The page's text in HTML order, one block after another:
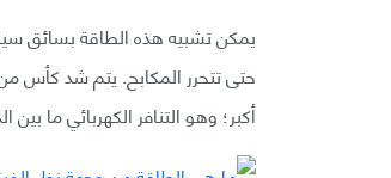
يمكن تشبيه هذه الطاقة بسائق
حتى تتحرر المكابح. يتم شد كأس
أكبر؛ وهو التنافر الكهربائي ما